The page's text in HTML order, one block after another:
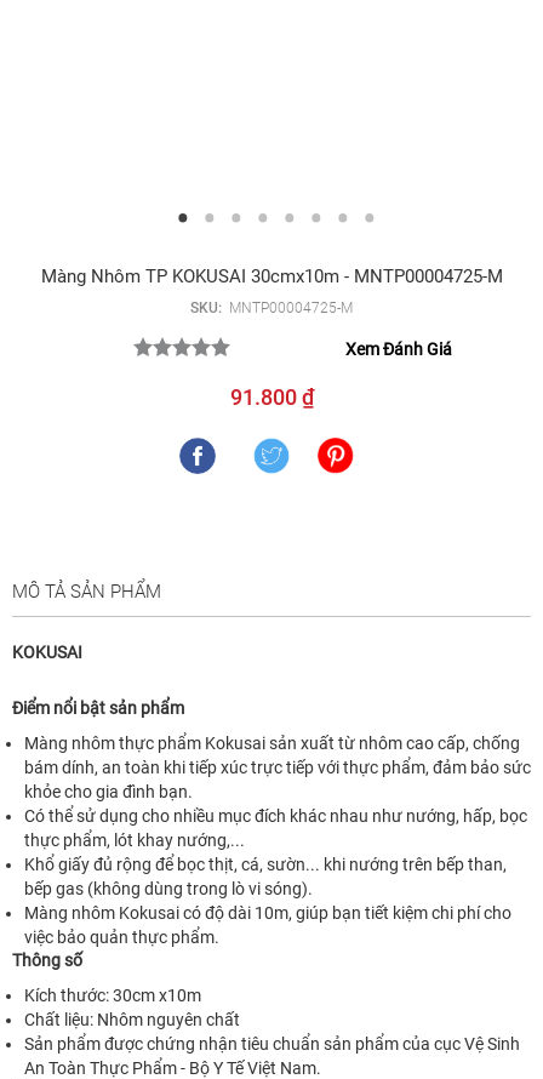
Màng Nhôm TP KOKUSAI 30cmx10m - MNTP00004725-M
SKU: MNTP00004725-M
Xem Đánh Giá
91.800 ₫
MÔ TẢ SẢN PHẨM
KOKUSAI
Điểm nổi bật sản phẩm
Màng nhôm thực phẩm Kokusai sản xuất từ nhôm cao cấp, chống
bám dính, an toàn khi tiếp xúc trực tiếp với thực phẩm, đảm bảo sức
khỏe cho gia đình bạn.
Có thể sử dụng cho nhiều mục đích khác nhau như nướng, hấp, bọc
thực phẩm, lót khay nướng,...
Khổ giấy đủ rộng để bọc thịt, cá, sườn... khi nướng trên bếp than,
bếp gas (không dùng trong lò vi sóng).
Màng nhôm Kokusai có độ dài 10m, giúp bạn tiết kiệm chi phí cho
việc bảo quản thực phẩm.
Thông số
Kích thước: 30cm x10m
Chất liệu: Nhôm nguyên chất
Sản phẩm được chứng nhận tiêu chuẩn sản phẩm của cục Vệ Sinh
An Toàn Thực Phẩm - Bộ Y Tế Việt Nam.